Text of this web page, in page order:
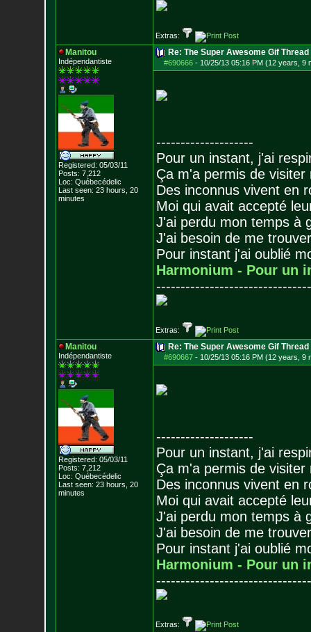
Extras:
Manitou
Indépendantiste
Registered: 05/03/11
Posts: 7,212
Loc: Québecédelic
Last seen: 23 hours, 20
minutes
Re: The Super Awesome Gif Thread
#690666- 10/25/13 05:16 PM (12 years, 9
--------------------
Pour un instant, j'ai
Ça m'a permis de visiter
Des inconnus vivent en
Moi qui avait accepté
J'ai perdu mon temps à
J'ai besoin de me
Pour instant j'ai oublié
Harmonium - Pour un
--------------------------------
Extras:
Manitou
Indépendantiste
Registered: 05/03/11
Posts: 7,212
Loc: Québecédelic
Last seen: 23 hours, 20
minutes
Re: The Super Awesome Gif Thread
#690667- 10/25/13 05:16 PM (12 years, 9
--------------------
Pour un instant, j'ai
Ça m'a permis de visiter
Des inconnus vivent en
Moi qui avait accepté
J'ai perdu mon temps à
J'ai besoin de me
Pour instant j'ai oublié
Harmonium - Pour un
--------------------------------
Extras: